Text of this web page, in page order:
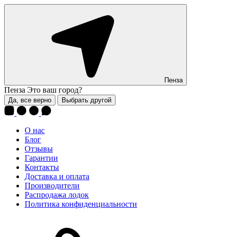
Пенза
Пенза Это ваш город?
Да, все верно Выбрать другой
О нас
Блог
Отзывы
Гарантии
Контакты
Доставка и оплата
Производители
Распродажа лодок
Политика конфиденциальности